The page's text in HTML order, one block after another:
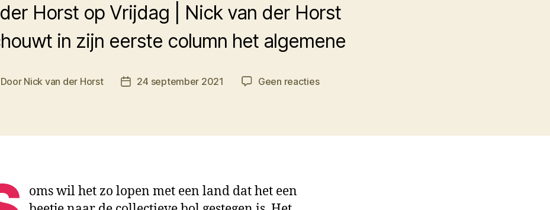
Horst op Vrijdag | Nick van der Horst
in zijn eerste column het algemene
Door Nick van der Horst Berichtdatum
24 september 2021 Geen reactiesop
oms wil het zo lopen met een land dat het een